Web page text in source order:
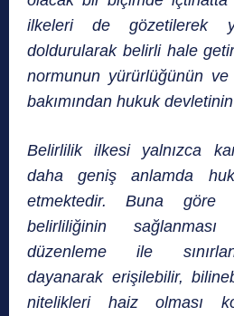
ilkeleri de gözetilerek
doldurularak belirli hale
normunun yürürlüğünün ve
bakımından hukuk
Belirlilik ilkesi yalnızca
daha geniş anlamda
etmektedir. Buna göre
belirliliğinin
düzenleme ile
dayanarak erişilebilir,
nitelikleri haiz olması